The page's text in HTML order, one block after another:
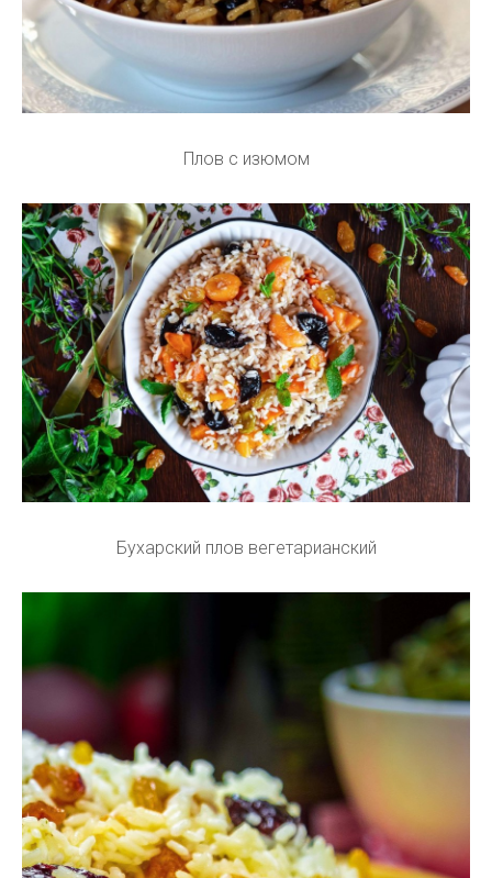
Плов с изюмом
Бухарский плов вегетарианский